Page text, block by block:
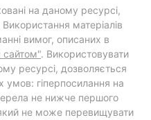
на даному ресурсі,
матеріалів
вимог, описаних в
сайтом". Використовувати
ресурсі, дозволяється
умов: гіперпосилання на
не нижче першого
не може перевищувати